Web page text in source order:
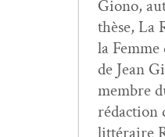
Giono,
thèse, La
la Femme
de Jean
mem­bre
rédac­tion
lit­téraire